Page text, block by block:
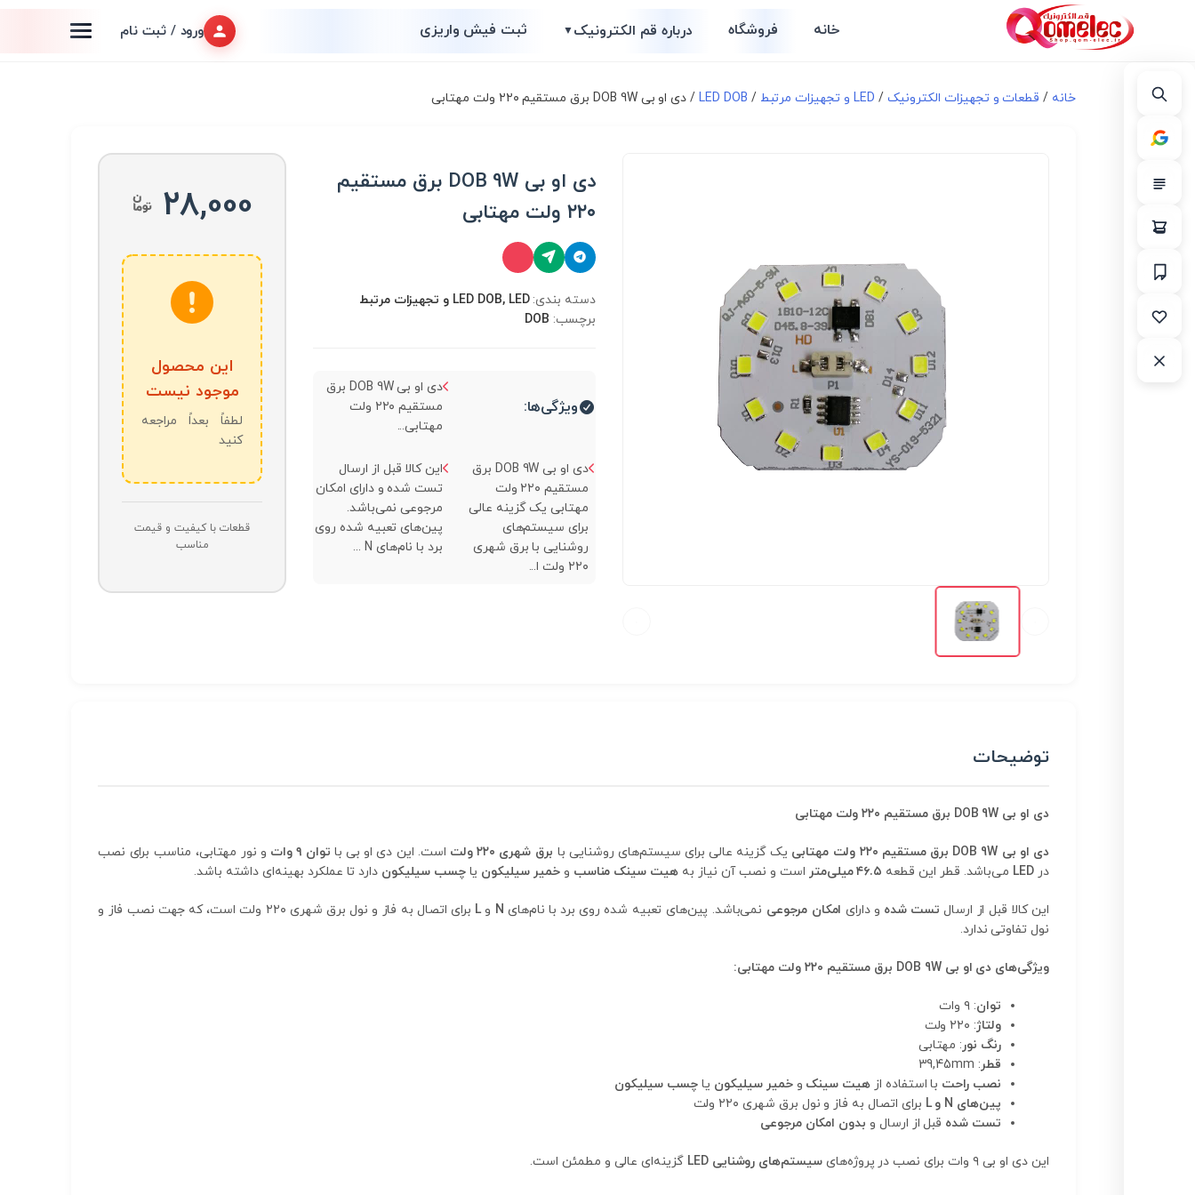
خانه فروشگاه درباره قم الکترونیک▼ ثبت فیش واریزی ورود / ثبت نام
خانه / قطعات و تجهیزات الکترونیک / LED و تجهیزات مرتبط /
LED DOB/ دی او بی DOB 9W برق مستقیم ۲۲۰ ولت مهتابی
دی او بی DOB 9W برق مستقیم
۲۲۰ ولت مهتابی
دسته بندی: LED DOB, LED و تجهیزات مرتبط
برچسب: DOB
ویژگی‌ها:
دی او بی DOB 9W برق
مستقیم ۲۲۰ ولت
مهتابی...
دی او بی DOB 9W برق
مستقیم ۲۲۰ ولت
مهتابی یک گزینه عالی
برای سیستم‌های
روشنایی با برق شهری
۲۲۰ ولت ا...
این کالا قبل از ارسال
تست شده و دارای امکان
مرجوعی نمی‌باشد.
پین‌های تعبیه شده روی
برد با نام‌های N ...
28,000
این محصول
موجود نیست
لطفاً بعداً مراجعه
کنید
قطعات با کیفیت و قیمت
مناسب
توضیحات
دی او بی DOB 9W برق مستقیم ۲۲۰ ولت مهتابی
دی او بی DOB 9W برق مستقیم ۲۲۰ ولت مهتابی یک گزینه عالی برای سیستم‌های روشنایی با برق شهری ۲۲۰ ولت است. این دی او بی با توان ۹ وات
و نور مهتابی، مناسب برای نصب
در LED می‌باشد. قطر این قطعه ۴۶.۵ میلی‌متر است و نصب آن نیاز بههیت سینک مناسب وخمیر سیلیکون یاچسب سیلیکون دارد تا عملکرد بهینه‌ای داشته باشد.
این کالا قبل از ارسال تست شده و دارای امکان مرجوعی نمی‌باشد. پین‌های تعبیه شده روی برد با نام‌های N وL
برای اتصال به فاز و نول برق شهری ۲۲۰ ولت است، که جهت نصب فاز و
نول تفاوتی ندارد.
ویژگی‌های دی او بی DOB 9W برق مستقیم ۲۲۰ ولت مهتابی:
توان: ۹ وات
ولتاژ: ۲۲۰ ولت
رنگ نور : مهتابی
قطر: 39,45mm
نصب راحت با استفاده از هیت سینک وخمیر سیلیکون یا چسب سیلیکون
پین‌های N و L
برای اتصال به فاز و نول برق شهری ۲۲۰ ولت
تست شده قبل از ارسال و بدون امکان مرجوعی
این دی او بی ۹ وات برای نصب در پروژه‌های سیستم‌های روشنایی LED گزینه‌ای عالی و مطمئن است.